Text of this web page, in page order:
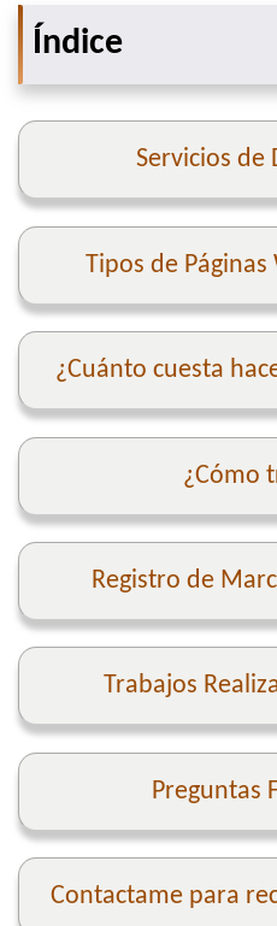
Índice
Servicios de
Tipos de
¿Cuánto cuesta
¿Cómo
Registro de
Trabajos
Preguntas
Contactame para